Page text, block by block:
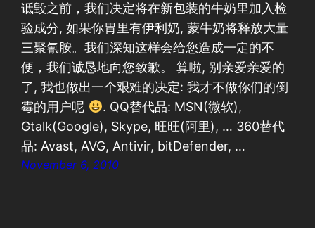
诋毁之前，我们决定将在新包装的牛奶里加入检
验成分, 如果你胃里有伊利奶, 蒙牛奶将释放大量
三聚氰胺。我们深知这样会给您造成一定的不
便，我们诚恳地向您致歉。 算啦, 别亲爱亲爱的
了, 我也做出一个艰难的决定: 我才不做你们的倒
霉的用户呢
. QQ替代品: MSN(微软),
Gtalk(Google), Skype, 旺旺(阿里), … 360替代
品: Avast, AVG, Antivir, bitDefender, …
November 6, 2010